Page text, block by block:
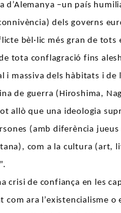
d’Alemanya –un país
dels governs
bèl·lic més gran de tots
tota conflagració fins
i massiva dels hàbitats i
de guerra (Hiroshima,
allò que una ideologia
(amb diferència
com a la cultura (art,
crisi de confiança en les
ara l’existencialisme o